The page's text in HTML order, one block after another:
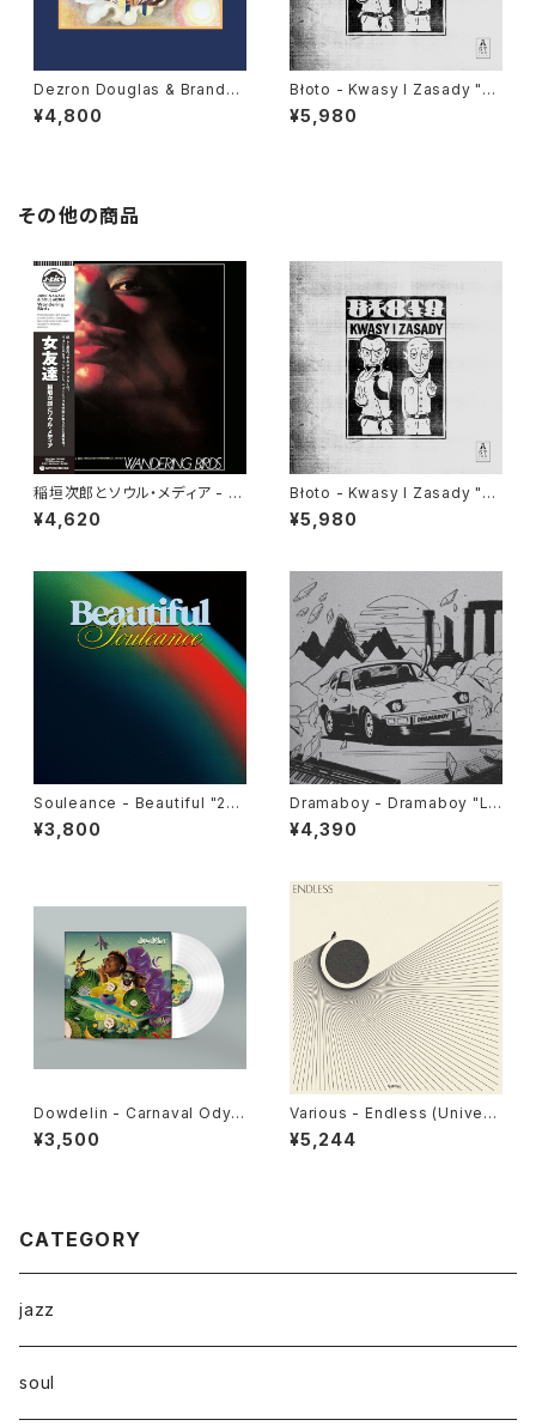
Dezron Douglas & Brande
e Younger - Force Majeure
"LP"
¥4,800
Błoto - Kwasy I Zasady "L
P"
¥5,980
その他の商品
稲垣次郎とソウル・メディア - W
andering Birds 女友達 "LP"
¥4,620
Błoto - Kwasy I Zasady "L
P"
¥5,980
Souleance - Beautiful "2L
P"
¥3,800
Dramaboy - Dramaboy "L
P"
¥4,390
Dowdelin - Carnaval Odys
sey "LP"
¥3,500
Various - Endless (Univers
al Cosmic Sounds) "LP"
¥5,244
CATEGORY
jazz
soul